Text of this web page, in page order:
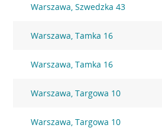
Warszawa, Szwedzka 43
Warszawa, Tamka 16
Warszawa, Tamka 16
Warszawa, Targowa 10
Warszawa, Targowa 10